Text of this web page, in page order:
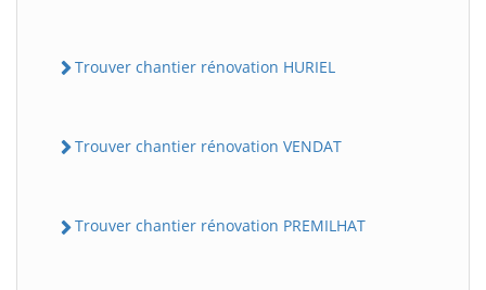
Trouver chantier rénovation HURIEL
Trouver chantier rénovation VENDAT
Trouver chantier rénovation PREMILHAT